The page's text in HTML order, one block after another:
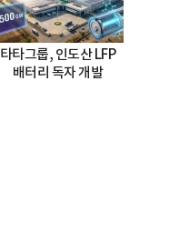
타타그룹, 인도산 LFP
배터리 독자 개발